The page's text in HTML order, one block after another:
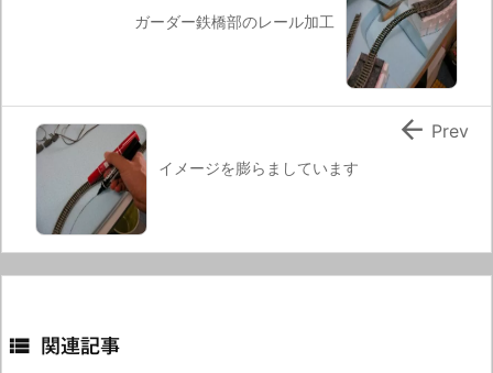
ガーダー鉄橋部のレール加工
イメージを膨らましています
 Prev
 関連記事